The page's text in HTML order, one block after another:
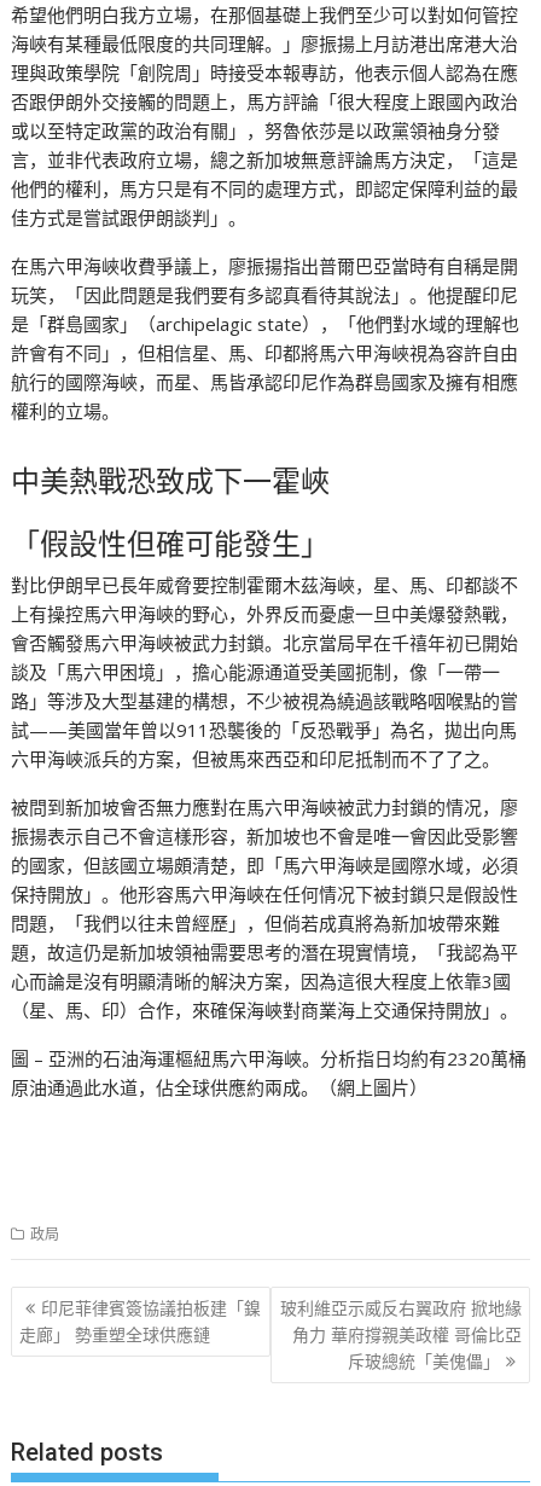
希望他們明白我方立場，在那個基礎上我們至少可以對如何管控
海峽有某種最低限度的共同理解。」廖振揚上月訪港出席港大治
理與政策學院「創院周」時接受本報專訪，他表示個人認為在應
否跟伊朗外交接觸的問題上，馬方評論「很大程度上跟國內政治
或以至特定政黨的政治有關」，努魯依莎是以政黨領袖身分發
言，並非代表政府立場，總之新加坡無意評論馬方決定，「這是
他們的權利，馬方只是有不同的處理方式，即認定保障利益的最
佳方式是嘗試跟伊朗談判」。
在馬六甲海峽收費爭議上，廖振揚指出普爾巴亞當時有自稱是開
玩笑，「因此問題是我們要有多認真看待其說法」。他提醒印尼
是「群島國家」（archipelagic state），「他們對水域的理解也
許會有不同」，但相信星、馬、印都將馬六甲海峽視為容許自由
航行的國際海峽，而星、馬皆承認印尼作為群島國家及擁有相應
權利的立場。
中美熱戰恐致成下一霍峽
「假設性但確可能發生」
對比伊朗早已長年威脅要控制霍爾木茲海峽，星、馬、印都談不
上有操控馬六甲海峽的野心，外界反而憂慮一旦中美爆發熱戰，
會否觸發馬六甲海峽被武力封鎖。北京當局早在千禧年初已開始
談及「馬六甲困境」，擔心能源通道受美國扼制，像「一帶一
路」等涉及大型基建的構想，不少被視為繞過該戰略咽喉點的嘗
試——美國當年曾以911恐襲後的「反恐戰爭」為名，拋出向馬
六甲海峽派兵的方案，但被馬來西亞和印尼抵制而不了了之。
被問到新加坡會否無力應對在馬六甲海峽被武力封鎖的情况，廖
振揚表示自己不會這樣形容，新加坡也不會是唯一會因此受影響
的國家，但該國立場頗清楚，即「馬六甲海峽是國際水域，必須
保持開放」。他形容馬六甲海峽在任何情况下被封鎖只是假設性
問題，「我們以往未曾經歷」，但倘若成真將為新加坡帶來難
題，故這仍是新加坡領袖需要思考的潛在現實情境，「我認為平
心而論是沒有明顯清晰的解決方案，因為這很大程度上依靠3國
（星、馬、印）合作，來確保海峽對商業海上交通保持開放」。
圖 – 亞洲的石油海運樞紐馬六甲海峽。分析指日均約有2320萬桶
原油通過此水道，佔全球供應約兩成。（網上圖片）
政局
文
章
印尼菲律賓簽協議拍板建「鎳
走廊」 勢重塑全球供應鏈
玻利維亞示威反右翼政府 掀地緣
角力 華府撐親美政權 哥倫比亞
斥玻總統「美傀儡」
Related posts